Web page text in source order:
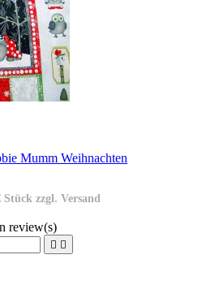
Mumm Weihnachten
Stück zzgl. Versand
review(s)
 